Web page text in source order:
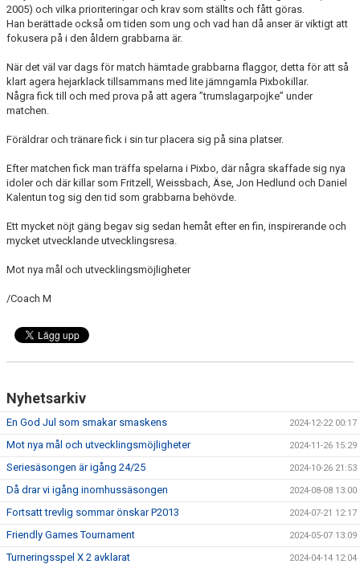
2005) och vilka prioriteringar och krav som ställts och fått göras.
Han berättade också om tiden som ung och vad han då anser är viktigt att
fokusera på i den åldern grabbarna är.
När det väl var dags för match hämtade grabbarna flaggor, detta för att så
klart agera hejarklack tillsammans med lite jämngamla Pixbokillar.
Några fick till och med prova på att agera ”trumslagarpojke” under
matchen.
Föräldrar och tränare fick i sin tur placera sig på sina platser.
Efter matchen fick man träffa spelarna i Pixbo, där några skaffade sig nya
idoler och där killar som Fritzell, Weissbach, Äse, Jon Hedlund och Daniel
Kalentun tog sig den tid som grabbarna behövde.
Ett mycket nöjt gäng begav sig sedan hemåt efter en fin, inspirerande och
mycket utvecklande utvecklingsresa.
Mot nya mål och utvecklingsmöjligheter
/Coach M
Nyhetsarkiv
En God Jul som smakar smaskens 2024-12-22 00:17
Mot nya mål och utvecklingsmöjligheter 2024-11-26 15:29
Seriesäsongen är igång 24/25 2024-10-26 21:53
Då drar vi igång inomhussäsongen 2024-08-08 13:00
Fortsatt trevlig sommar önskar P2013 2024-07-21 12:17
Friendly Games Tournament 2024-05-07 13:09
Turneringsspel X 2 avklarat 2024-04-14 12:04